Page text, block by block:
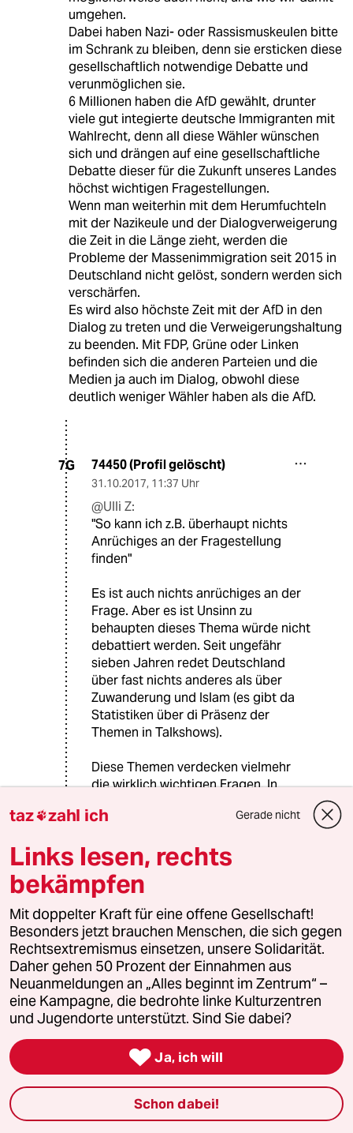
umgehen.
Dabei haben Nazi- oder Rassismuskeulen bitte
im Schrank zu bleiben, denn sie ersticken diese
gesellschaftlich notwendige Debatte und
verunmöglichen sie.
6 Millionen haben die AfD gewählt, drunter
viele gut integierte deutsche Immigranten mit
Wahlrecht, denn all diese Wähler wünschen
sich und drängen auf eine gesellschaftliche
Debatte dieser für die Zukunft unseres Landes
höchst wichtigen Fragestellungen.
Wenn man weiterhin mit dem Herumfuchteln
mit der Nazikeule und der Dialogverweigerung
die Zeit in die Länge zieht, werden die
Probleme der Massenimmigration seit 2015 in
Deutschland nicht gelöst, sondern werden sich
verschärfen.
Es wird also höchste Zeit mit der AfD in den
Dialog zu treten und die Verweigerungshaltung
zu beenden. Mit FDP, Grüne oder Linken
befinden sich die anderen Parteien und die
Medien ja auch im Dialog, obwohl diese
deutlich weniger Wähler haben als die AfD.
7G 74450 (Profil gelöscht)
31.10.2017, 11:37 Uhr
@Ulli Z:
"So kann ich z.B. überhaupt nichts
Anrüchiges an der Fragestellung
finden"
Es ist auch nichts anrüchiges an der
Frage. Aber es ist Unsinn zu
behaupten dieses Thema würde nicht
debattiert werden. Seit ungefähr
sieben Jahren redet Deutschland
über fast nichts anderes als über
Zuwanderung und Islam (es gibt da
Statistiken über di Präsenz der
Themen in Talkshows).
Diese Themen verdecken vielmehr
die wirklich wichtigen Fragen. In
Infrasturktur (usw.), aber Debattiert
sonstwelche Privatangelegenheiten.
Ich teile Ihre Analyse zur Enstehung
der AFD auch nur zum Teil. Es handelt
sich dabei um eine Arschlochpartei.
In jedem Land gibt es einen gewissen
Prozentsatz Arschlöcher. Auch in
Deutschland. Die hatten seit Merkel
keine politische Heimat mehr. Also
brauchte es die Neugründeung einer
Arschlochpratei, damit die
Arschlöcher demokratisch
repräsentiert sind. Deshalb ist die
AFD wichtig. Ob mensch mit den
Arschlöchern reden will, bleibt jeder
selbst überlassen. Argumentativer
taz zahl ich Gerade nicht
Links lesen, rechts
bekämpfen
Mit doppelter Kraft für eine offene Gesellschaft!
Besonders jetzt brauchen Menschen, die sich gegen
Rechtsextremismus einsetzen, unsere Solidarität.
Daher gehen 50 Prozent der Einnahmen aus
Neuanmeldungen an „Alles beginnt im Zentrum“ –
eine Kampagne, die bedrohte linke Kulturzentren
und Jugendorte unterstützt. Sind Sie dabei?
 Ja, ich will
Schon dabei!